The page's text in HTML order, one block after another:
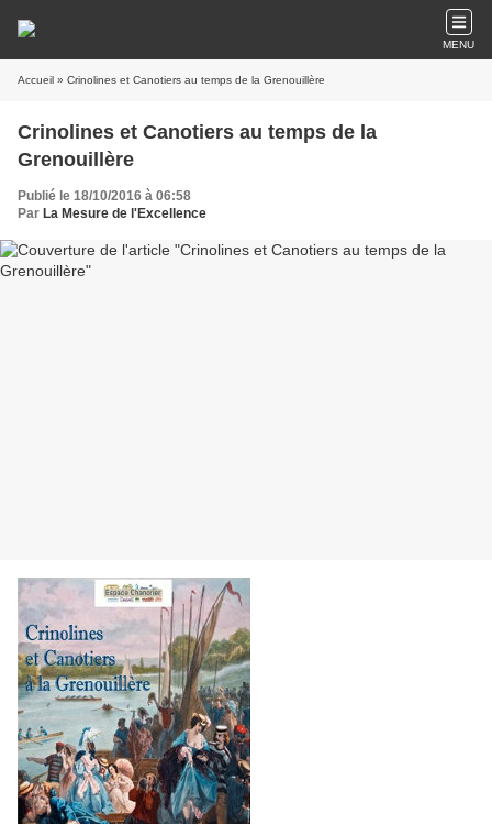
MENU
Accueil » Crinolines et Canotiers au temps de la Grenouillère
Crinolines et Canotiers au temps de la
Grenouillère
Publié le 18/10/2016 à 06:58
Par La Mesure de l'Excellence